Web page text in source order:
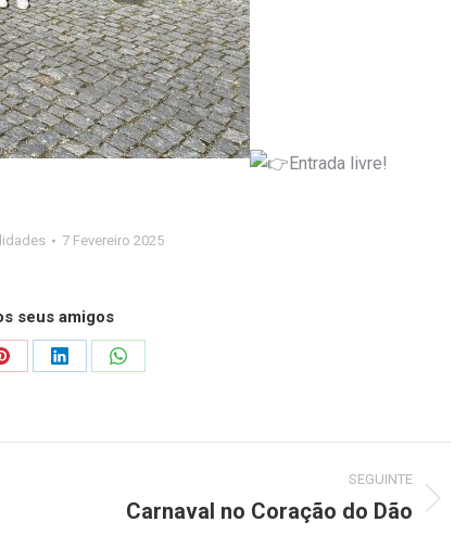
Entrada livre!
7 Fevereiro 2025
seus amigos
Share
Share
Share
SEGUINTE
Carnaval no Coração do Dão